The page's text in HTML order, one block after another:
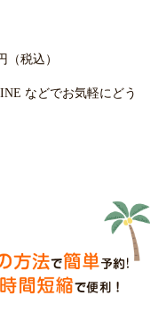
税込）
などでお気軽にどう